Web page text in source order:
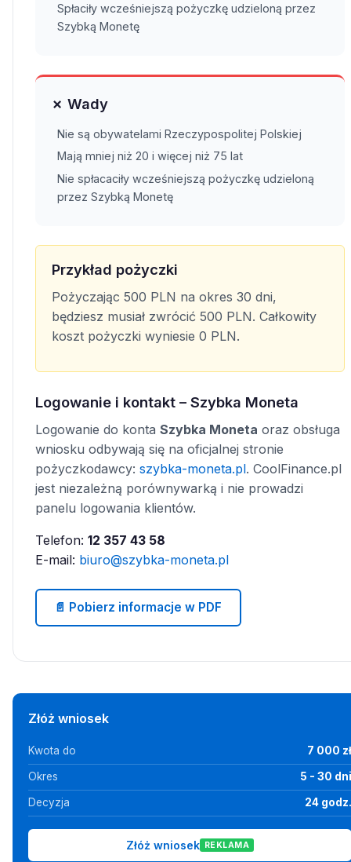
Spłaciły wcześniejszą pożyczkę udzieloną przez
Szybką Monetę
✗ Wady
Nie są obywatelami Rzeczypospolitej Polskiej
Mają mniej niż 20 i więcej niż 75 lat
Nie spłacaciły wcześniejszą pożyczkę udzieloną
przez Szybką Monetę
Przykład pożyczki
Pożyczając 500 PLN na okres 30 dni,
będziesz musiał zwrócić 500 PLN. Całkowity
koszt pożyczki wyniesie 0 PLN.
Logowanie i kontakt – Szybka Moneta
Logowanie do konta Szybka Moneta oraz obsługa
wniosku odbywają się na oficjalnej stronie
pożyczkodawcy: szybka-moneta.pl. CoolFinance.pl
jest niezależną porównywarką i nie prowadzi
panelu logowania klientów.
Telefon: 12 357 43 58
E-mail: biuro@szybka-moneta.pl
📄 Pobierz informacje w PDF
Złóż wniosek
Kwota do 7 000 zł
Okres 5 - 30 dni
Decyzja 24 godz.
Złóż wniosek REKLAMA